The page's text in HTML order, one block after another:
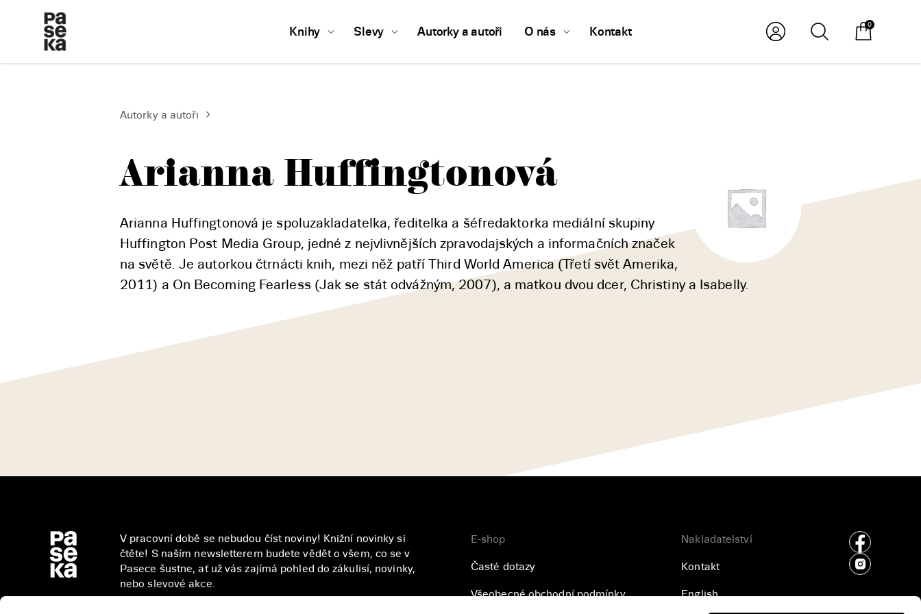
Knihy Slevy Autorky a autoři O nás Kontakt 0
Autorky a autoři
Arianna Huffingtonová
Arianna Huffingtonová je spoluzakladatelka, ředitelka a šéfredaktorka mediální skupiny
Huffington Post Media Group, jedné z nejvlivnějších zpravodajských a informačních značek
na světě. Je autorkou čtrnácti knih, mezi něž patří Third World America (Třetí svět Amerika,
2011) a On Becoming Fearless (Jak se stát odvážným, 2007), a matkou dvou dcer, Christiny a Isabelly.
V pracovní době se nebudou číst noviny! Knižní novinky si
čtěte! S naším newsletterem budete vědět o všem, co se v
Pasece šustne, ať už vás zajímá pohled do zákulisí, novinky,
nebo slevové akce.
E-shop
Časté dotazy
Všeobecné obchodní podmínky
Nakladatelství
Kontakt
English